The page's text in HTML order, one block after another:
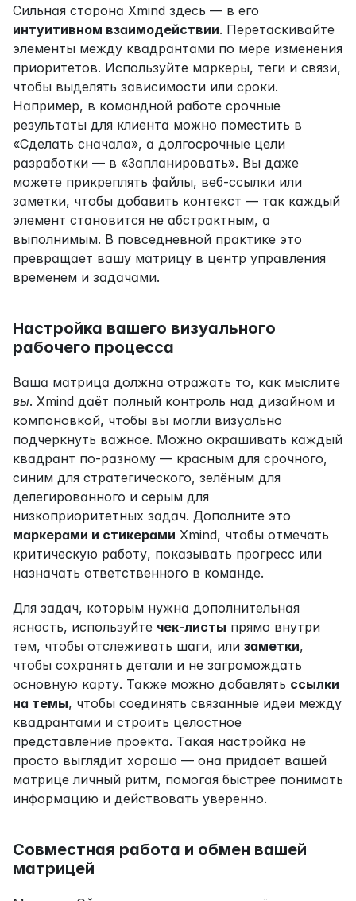
интуитивном взаимодействии. Перетаскивайте
элементы между квадрантами по мере изменения
приоритетов. Используйте маркеры, теги и связи,
чтобы выделять зависимости или сроки.
Например, в командной работе срочные
результаты для клиента можно поместить в
«Сделать сначала», а долгосрочные цели
разработки — в «Запланировать». Вы даже
можете прикреплять файлы, веб-ссылки или
заметки, чтобы добавить контекст — так каждый
элемент становится не абстрактным, а
выполнимым. В повседневной практике это
превращает вашу матрицу в центр управления
временем и задачами.
Настройка вашего визуального
рабочего процесса
вы. Xmind даёт полный контроль над дизайном и
компоновкой, чтобы вы могли визуально
подчеркнуть важное. Можно окрашивать каждый
квадрант по-разному — красным для срочного,
синим для стратегического, зелёным для
делегированного и серым для
маркерами и стикерами Xmind, чтобы отмечать
критическую работу, показывать прогресс или
назначать ответственного в команде.
Для задач, которым нужна дополнительная
ясность, используйте чек-листы прямо внутри
тем, чтобы отслеживать шаги, или заметки,
чтобы сохранять детали и не загромождать
основную карту. Также можно добавлять ссылки
на темы, чтобы соединять связанные идеи между
квадрантами и строить целостное
представление проекта. Такая настройка не
просто выглядит хорошо — она придаёт вашей
матрице личный ритм, помогая быстрее понимать
информацию и действовать уверенно.
Совместная работа и обмен вашей
матрицей